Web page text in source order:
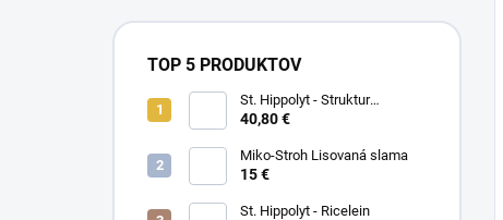
TOP 5 PRODUKTOV
St. Hippolyt - Struktur
Energetikum
40,80 €
Miko-Stroh Lisovaná slama
15 €
St. Hippolyt - Ricelein